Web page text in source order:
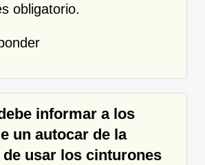
obligatorio.
informar a los
un autocar de la
usar los cinturones